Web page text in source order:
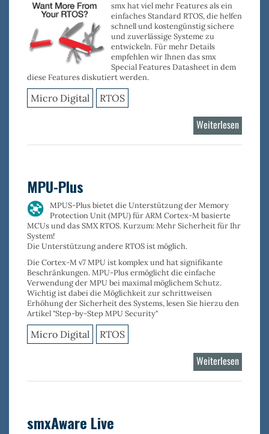
smxhat viel mehr Features als ein
einfaches Standard RTOS, die helfen
schnell und kostengünstig sichere
und zuverlässige Systeme zu
entwickeln. Für mehr Details
empfehlen wir Ihnen das smx
Special Features Datasheet in dem
diese Features diskutiert werden.
Micro Digital RTOS
Weiterlesen
smx
MPU-Plus
MPUS-Plus bietet die Unterstützung der Memory
Protection Unit (MPU) für ARM Cortex-M basierte
MCUs und das SMX RTOS. Kurzum: Mehr Sicherheit für Ihr
System!
Die Unterstützung andere RTOS ist möglich.
Die Cortex-M v7 MPU ist komplex und hat signifikante
Beschränkungen. MPU-Plus ermöglicht dieeinfache
Verwendung der MPU bei maximal möglichem Schutz.
Wichtig ist dabei die Möglichkeit zur schrittweisen
Erhöhung der Sicherheit des Systems, lesen Sie hierzu den
Artikel "Step-by-Step MPU Security"
Micro Digital RTOS
Weiterlesen
MPU-
smxAware Live